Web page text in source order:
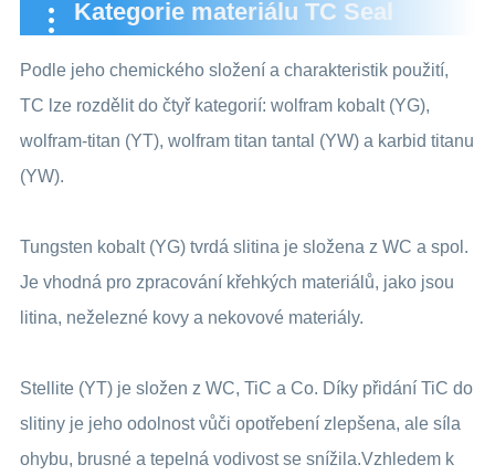
Kategorie materiálu TC Seal
Podle jeho chemického složení a charakteristik použití,
TC lze rozdělit do čtyř kategorií: wolfram kobalt (YG),
wolfram-titan (YT), wolfram titan tantal (YW) a karbid titanu
(YW).
Tungsten kobalt (YG) tvrdá slitina je složena z WC a spol.
Je vhodná pro zpracování křehkých materiálů, jako jsou
litina, neželezné kovy a nekovové materiály.
Stellite (YT) je složen z WC, TiC a Co. Díky přidání TiC do
slitiny je jeho odolnost vůči opotřebení zlepšena, ale síla
ohybu, brusné a tepelná vodivost se snížila.Vzhledem k